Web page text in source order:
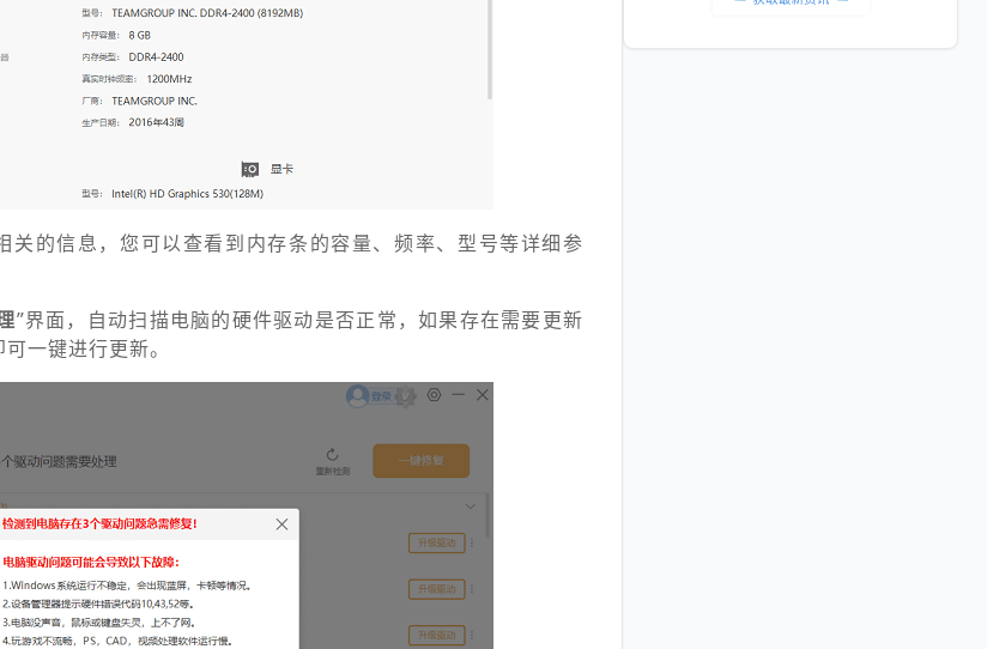
关的信息，您可以查看到内存条的容量、频率、型号等详细参
”界面，自动扫描电脑的硬件驱动是否正常，如果存在需要更新
一键进行更新。